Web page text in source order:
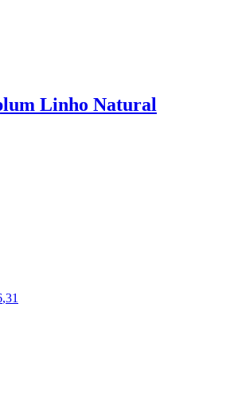
Linho Natural
,31